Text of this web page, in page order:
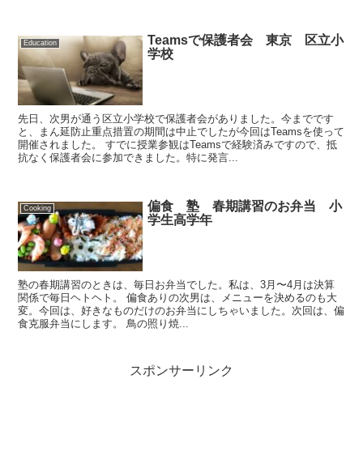
Education
Teamsで保護者会 東京 区立小
学校
先日、次男が通う区立小学校で保護者会がありました。今までです
と、まん延防止重点措置の期間は中止でしたが今回はTeamsを使って
開催されました。 すでに授業参観はTeamsで経験済みですので、抵
抗なく保護者会に参加できました。特に発言...
Cooking
偏食 塾 春期講習のお弁当 小
学生高学年
塾の春期講習のときは、毎日お弁当でした。私は、3月〜4月は決算
関係で毎日ヘトヘト。 偏食ありの次男は、メニューを決めるのも大
変。今回は、好きなものだけのお弁当にしちゃいました。次回は、偏
食克服弁当にします。 鳥の照り焼...
スポンサーリンク